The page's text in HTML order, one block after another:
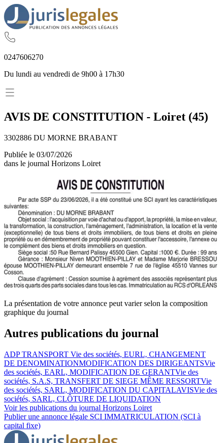
0247606270
Du lundi au vendredi de 9h00 à 17h30
AVIS DE CONSTITUTION - Loiret (45)
3302886 DU MORNE BRABANT
Publiée le 03/07/2026
dans le journal Horizons Loiret
La présentation de votre annonce peut varier selon la composition
graphique du journal
Autres publications du journal
ADP TRANSPORT Vie des sociétés, EURL, CHANGEMENT
DE DENOMINATIONMODIFICATION DES DIRIGEANTSVie
des sociétés, EARL, MODIFICATION DE GERANTVie des
sociétés, S.A.S, TRANSFERT DE SIEGE MÊME RESSORTVie
des sociétés, SARL, MODIFICATION DU CAPITALAVISVie des
sociétés, SARL, CLÔTURE DE LIQUIDATION
Voir les publications du journal Horizons Loiret
Publier une annonce légale SCI IMMATRICULATION (SCI à
capital fixe)